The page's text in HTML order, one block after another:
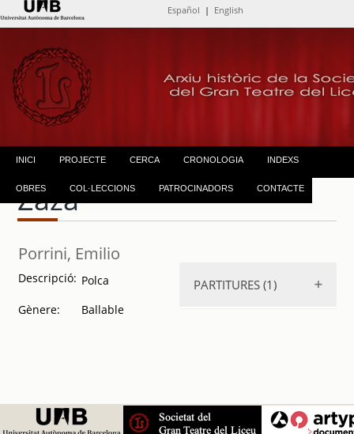
Español | English
INICI PROJECTE CERCA CRONOLOGIA INDEXS
OBRES COL·LECCIONS PATROCINADORS CONTACTE
Zazá
Porrini, Emilio
Descripció: Polca
Gènere:
Ballable
PARTITURES (1)